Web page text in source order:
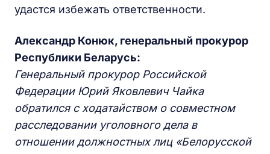
удастся избежать ответственности.
Александр Конюк, генеральный прокурор
Республики Беларусь:
Генеральный прокурор Российской
Федерации Юрий Яковлевич Чайка
обратился с ходатайством о совместном
расследовании уголовного дела в
отношении должностных лиц «Белорусской